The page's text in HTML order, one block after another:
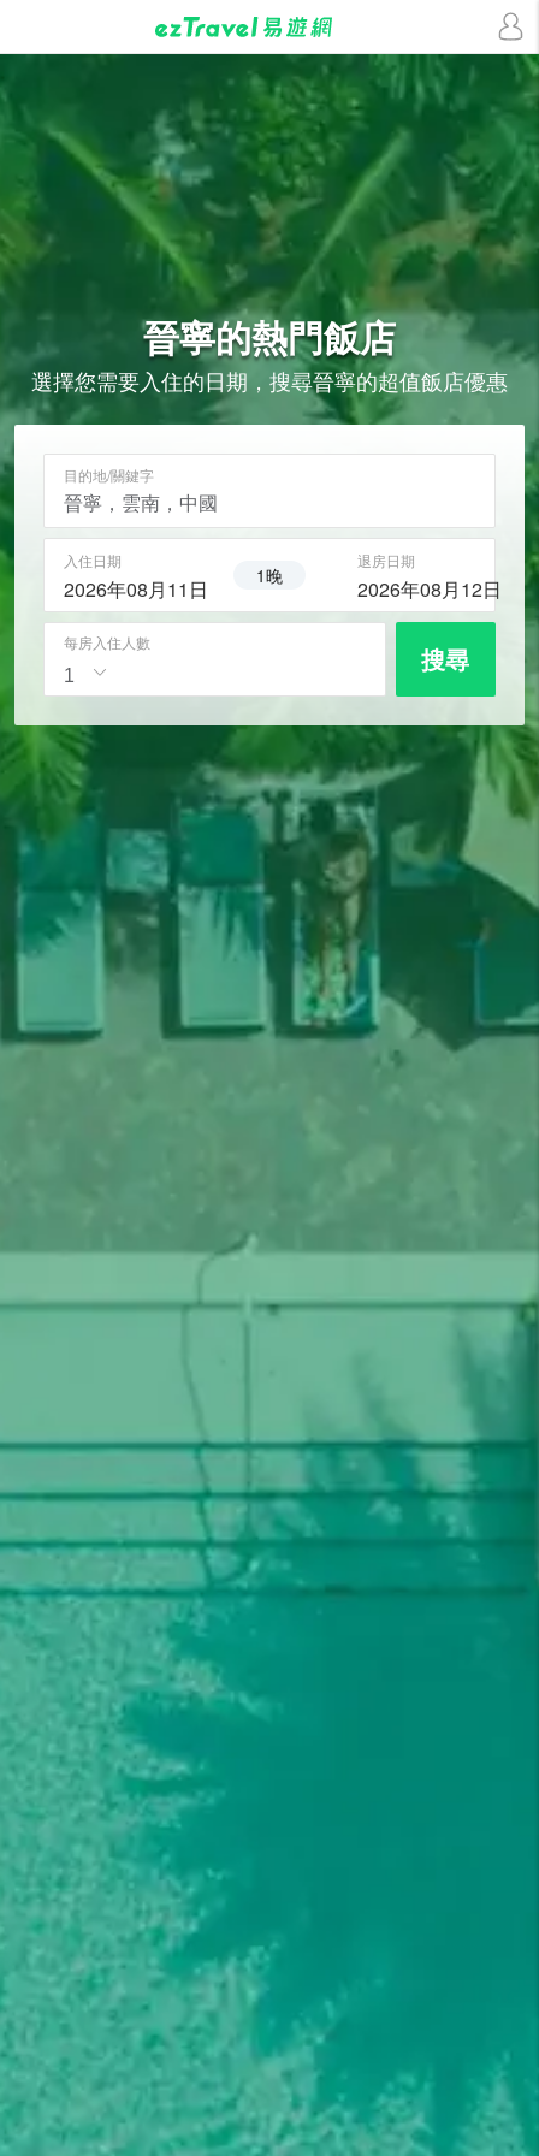
晉寧的熱門飯店
選擇您需要入住的日期，搜尋晉寧的超值飯店優惠
目的地/關鍵字
入住日期
2026年08月11日 1晚
退房日期
2026年08月12日
每房入住人數 搜尋